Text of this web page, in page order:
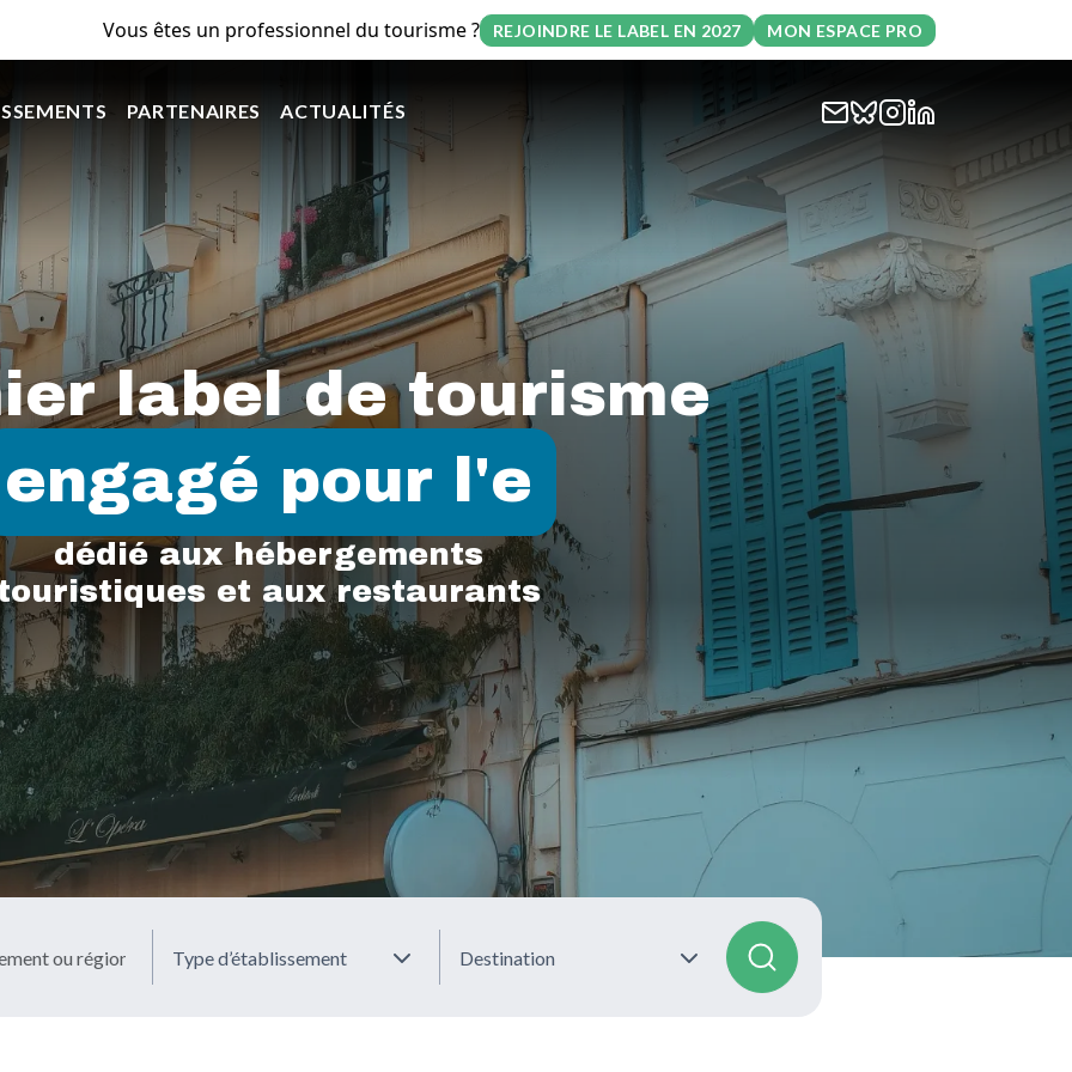
Vous êtes un professionnel du tourisme ? REJOINDRE LE LABEL EN 2027 MON ESPACE PRO
principale
PARTENAIRES ACTUALITÉS
label de tourisme
pour l'environnement
dédié aux hébergements
et aux restaurants
Type d’établissement Destination